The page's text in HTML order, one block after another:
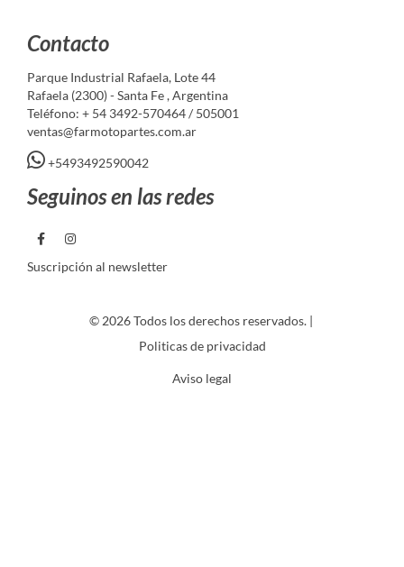
Contacto
Parque Industrial Rafaela, Lote 44
Rafaela (2300) - Santa Fe , Argentina
Teléfono: + 54 3492-570464 / 505001
ventas@farmotopartes.com.ar
+5493492590042
Seguinos en las redes
Suscripción al newsletter
© 2026 Todos los derechos reservados. |
Politicas de privacidad
Aviso legal